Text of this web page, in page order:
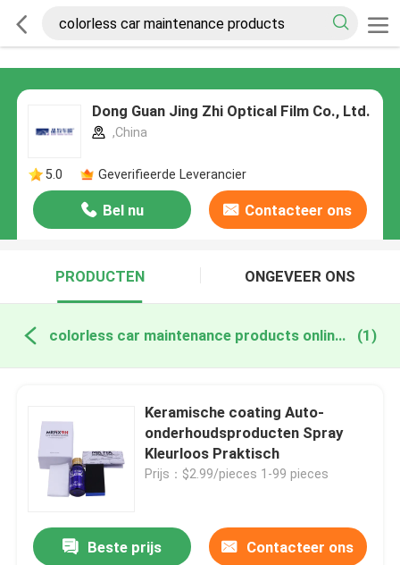
Dong Guan Jing Zhi Optical Film Co., Ltd.
,China
5.0 Geverifieerde Leverancier
Bel nu Contacteer ons
PRODUCTEN ONGEVEER ONS
colorless car maintenance products online fabricage (1)
Keramische coating Auto-
onderhoudsproducten Spray
Kleurloos Praktisch
Prijs：$2.99/pieces 1-99 pieces
Beste prijs Contacteer ons